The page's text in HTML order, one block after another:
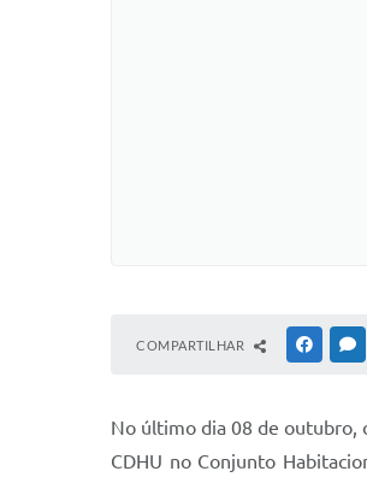
COMPARTILHAR
No último dia 08 de outubro,
CDHU no Conjunto